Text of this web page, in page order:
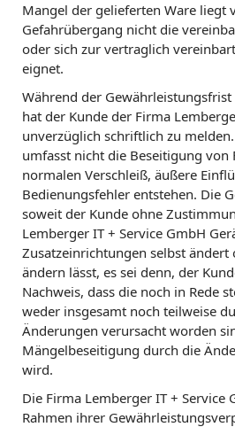
Mangel der gelieferten Ware liegt
Gefahrübergang nicht die
oder sich zur vertraglich
eignet.
Während der
hat der Kunde der Firma
unverzüglich schriftlich zu
umfasst nicht die Beseitigung von
normalen Verschleiß, äußere
Bedienungsfehler entstehen. Die
soweit der Kunde ohne
Lemberger IT + Service GmbH
Zusatzeinrichtungen selbst
ändern lässt, es sei denn, der
Nachweis, dass die noch in Rede
weder insgesamt noch teilweise
Änderungen verursacht worden
Mängelbeseitigung durch die
wird.
Die Firma Lemberger IT + Service
Rahmen ihrer